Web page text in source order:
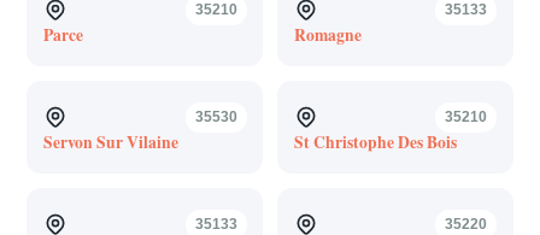
35210
Parce
35133
Romagne
35530
Servon Sur Vilaine
35210
St Christophe Des Bois
35133 35220